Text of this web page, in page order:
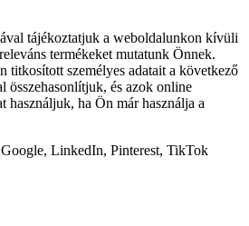
tájékoztatjuk a weboldalunkon kívüli
termékeket mutatunk Önnek.
titkosított személyes adatait a következő
összehasonlítjuk, és azok online
használjuk, ha Ön már használja a
LinkedIn, Pinterest, TikTok